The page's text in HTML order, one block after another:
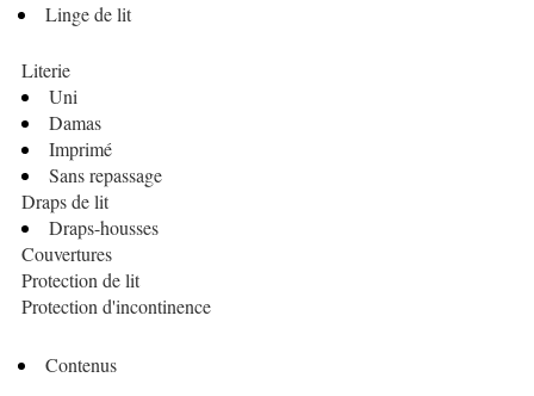
Linge de lit
Literie
Uni
Damas
Imprimé
Sans repassage
Draps de lit
Draps-housses
Couvertures
Protection de lit
Protection d'incontinence
Contenus